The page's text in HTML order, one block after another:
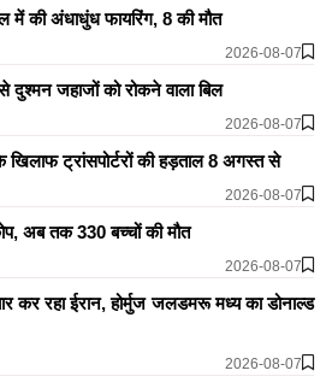
की अंधाधुंध फायरिंग, 8 की मौत
2026-08-07
दुश्मन जहाजों को रोकने वाला बिल
2026-08-07
खिलाफ ट्रांसपोर्टरों की हड़ताल 8 अगस्त से
2026-08-07
अब तक 330 बच्चों की मौत
2026-08-07
कर रहा ईरान, होर्मुज जलडमरू मध्य का डोनाल्ड
2026-08-07